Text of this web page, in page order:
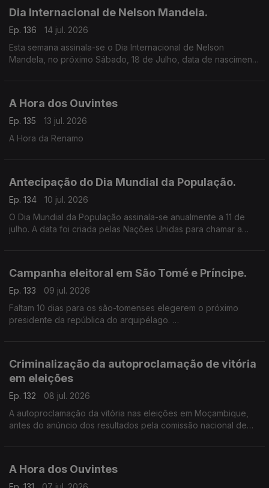
Dia Internacional de Nelson Mandela.
Ep. 136
14 jul. 2026
Esta semana assinala-se o Dia Internacional de Nelson
Mandela, no próximo Sábado, 18 de Julho, data de nascimento
A Hora dos Ouvintes
Ep. 135
13 jul. 2026
A Hora da Renamo
Antecipação do Dia Mundial da População.
Ep. 134
10 jul. 2026
O Dia Mundial da População assinala-se anualmente a 11 de
julho. A data foi criada pelas Nações Unidas para chamar a
Campanha eleitoral em São Tomé e Príncipe.
Ep. 133
09 jul. 2026
Faltam 10 dias para os são-tomenses elegerem o próximo
presidente da república do arquipélago.
Criminalização da autoproclamação de vitória
em eleições
Ep. 132
08 jul. 2026
A autoproclamação da vitória nas eleições em Moçambique,
antes do anúncio dos resultados pela comissão nacional de
A Hora dos Ouvintes